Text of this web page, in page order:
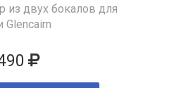
из двух бокалов для
Glencairn